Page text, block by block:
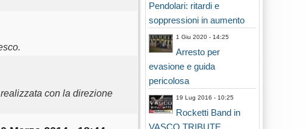
con la direzione
Pendolari: ritardi e
soppressioni in aumento
1 Giu 2020 - 14:25
Arresto per
evasione e guida
pericolosa
19 Lug 2016 - 10:25
Rocketti Band in
VASCO TRIBUTE